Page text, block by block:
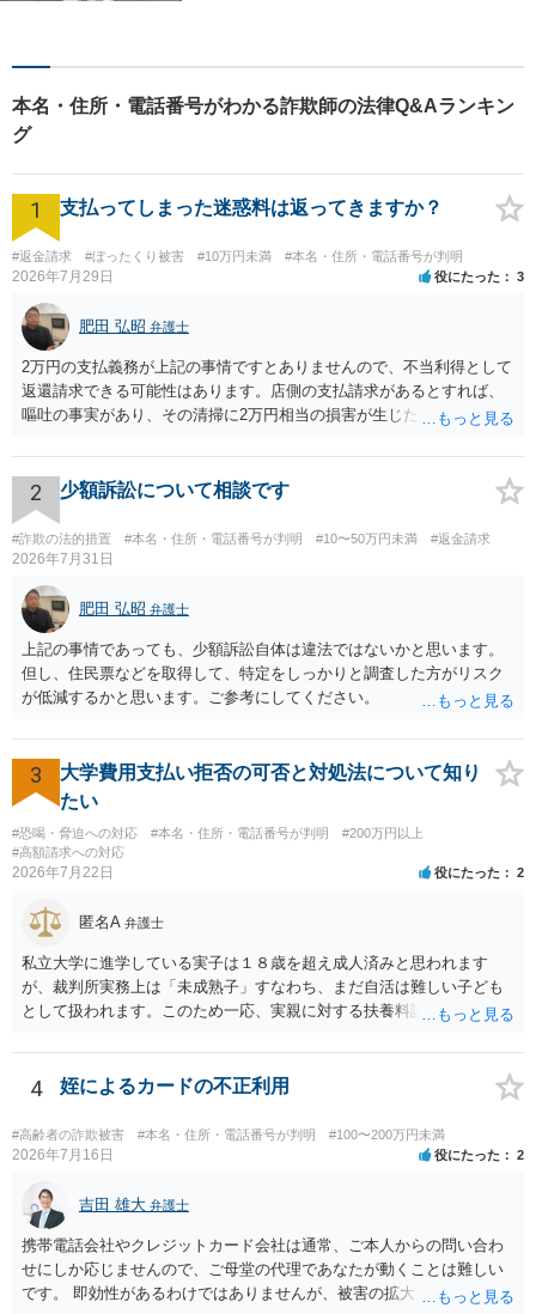
をもとに柔軟に対応いたしま
す。まずはご相談ください。
【土日祝、夜間の相談可】
本名・住所・電話番号がわかる詐欺師の法律Q&Aランキン
グ
1 支払ってしまった迷惑料は返ってきますか？
#返金請求 #ぼったくり被害 #10万円未満 #本名・住所・電話番号が判明
2026年7月29日 役にたった 3
肥田 弘昭 弁護士
2万円の支払義務が上記の事情ですとありませんので、不当利得として
返還請求できる可能性はあります。店側の支払請求があるとすれば、
嘔吐の事実があり、その清掃に2万円相当の損害が生じた場合です。ご
2 少額訴訟について相談です
#詐欺の法的措置 #本名・住所・電話番号が判明 #10〜50万円未満 #返金請求
2026年7月31日
肥田 弘昭 弁護士
上記の事情であっても、少額訴訟自体は違法ではないかと思います。
但し、住民票などを取得して、特定をしっかりと調査した方がリスク
が低減するかと思います。ご参考にしてください。
3
大学費用支払い拒否の可否と対処法について知り
たい
#恐喝・脅迫への対応 #本名・住所・電話番号が判明
#200万円以上
#高額請求への対応
2026年7月22日 役にたった 2
匿名A 弁護士
私立大学に進学している実子は１８歳を超え成人済みと思われます
が、裁判所実務上は「未成熟子」すなわち、まだ自活は難しい子ども
として扱われます。このため一応、実親に対する扶養料請求として法
者宛に養育費を支払っており、当該養育費は実子の進学費用の趣旨も
一部含まれています。また、私立大学進学について貴殿が了解したわ
けではないという事情も存在します。 こうした場合には、支払を拒ん
だとしても学費の請求が裁判所によって強制される可能性は低いとい
えます。 以上整理したとおり、貴殿の事情を説明し支払えないと実子
4 姪によるカードの不正利用
#高齢者の詐欺被害 #本名・住所・電話番号が判明 #100〜200万円未満
2026年7月16日 役にたった 2
吉田 雄大 弁護士
携帯電話会社やクレジットカード会社は通常、ご本人からの問い合わ
せにしか応じませんので、ご母堂の代理であなたが動くことは難しい
です。 即効性があるわけではありませんが、被害の拡大を防ぐため、